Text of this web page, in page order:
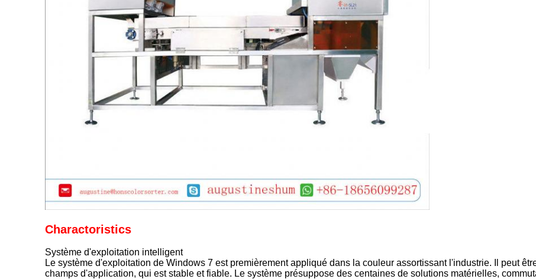
Laisser un message
Nous vous rappellerons bientôt!
Charactoristics
Système d'exploitation intelligent
Le système d'exploitation de Windows 7 est premièrement appliqué dans la couleur assortissant l'industrie. Il peut
champs d'application, qui est stable et fiable. Le système présuppose des centaines de solutions matérielles,